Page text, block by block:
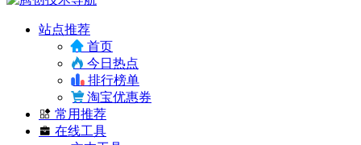
站点推荐
首页
今日热点
排行榜单
淘宝优惠券
常用推荐
在线工具